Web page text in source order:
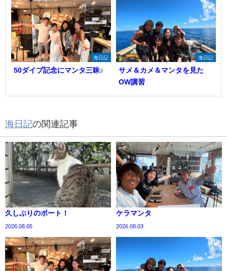
海日記
50ダイブ記念にマンタ三昧♪
海日記
サメ＆カメ＆マンタを見た
OW講習
海日記の関連記事
久しぶりのボート！
2026.08.05
ケラマンタ
2026.08.03